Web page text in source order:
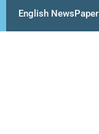
English NewsPaper